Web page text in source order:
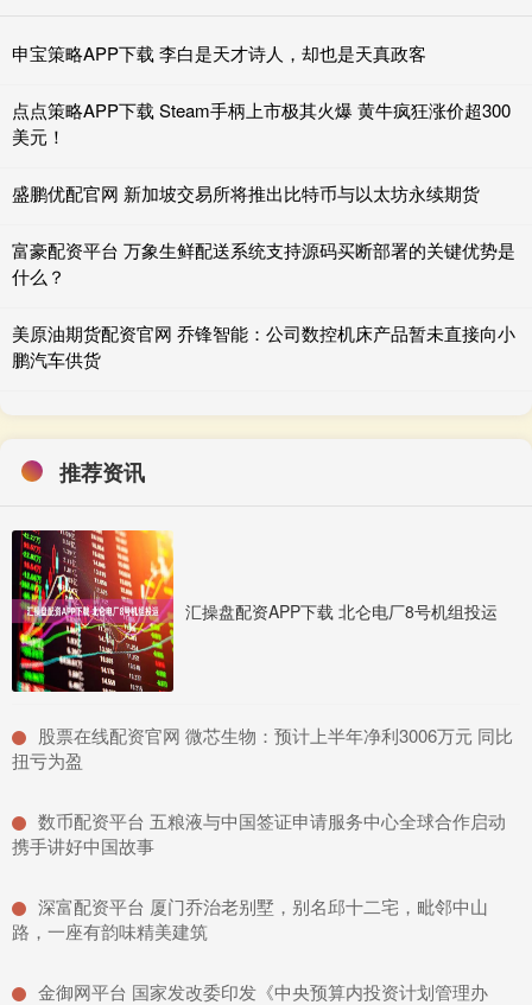
申宝策略APP下载 李白是天才诗人，却也是天真政客
点点策略APP下载 Steam手柄上市极其火爆 黄牛疯狂涨价超300
美元！
盛鹏优配官网 新加坡交易所将推出比特币与以太坊永续期货
富豪配资平台 万象生鲜配送系统支持源码买断部署的关键优势是
什么？
美原油期货配资官网 乔锋智能：公司数控机床产品暂未直接向小
鹏汽车供货
推荐资讯
汇操盘配资APP下载 北仑电厂8号机组投运
​股票在线配资官网 微芯生物：预计上半年净利3006万元 同比
扭亏为盈
​数币配资平台 五粮液与中国签证申请服务中心全球合作启动
携手讲好中国故事
​深富配资平台 厦门乔治老别墅，别名邱十二宅，毗邻中山
路，一座有韵味精美建筑
​金御网平台 国家发改委印发《中央预算内投资计划管理办